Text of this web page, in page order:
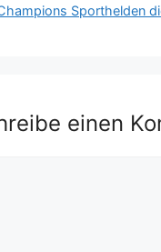
Sporthelden
einen